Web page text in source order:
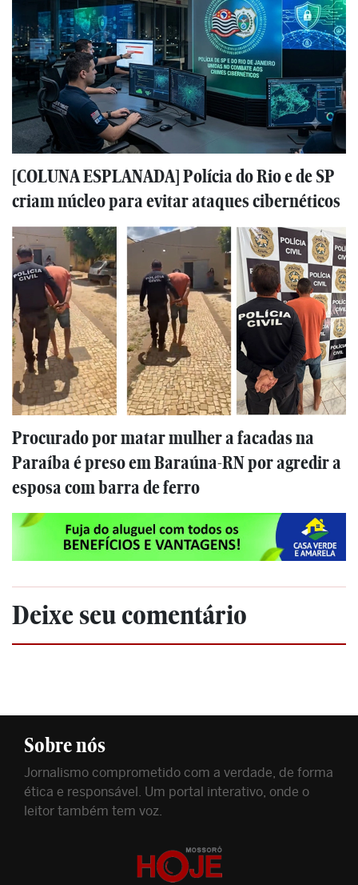
[COLUNA ESPLANADA] Polícia do Rio e de SP
criam núcleo para evitar ataques cibernéticos
Procurado por matar mulher a facadas na
Paraíba é preso em Baraúna-RN por agredir a
esposa com barra de ferro
Deixe seu comentário
Sobre nós
Jornalismo comprometido com a verdade, de forma
ética e responsável. Um portal interativo, onde o
leitor também tem voz.